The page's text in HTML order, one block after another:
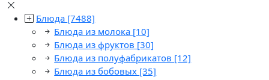
Блюда [7488]
Блюда из молока [10]
Блюда из фруктов [30]
Блюда из полуфабрикатов [12]
Блюда из бобовых [35]